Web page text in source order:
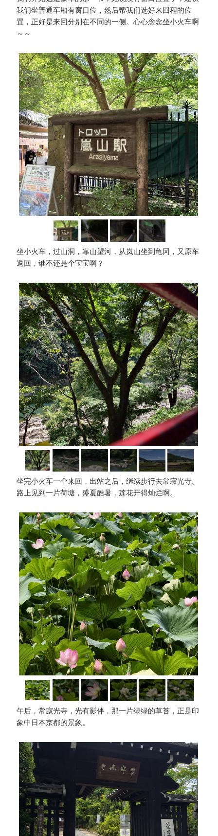
我们坐普通车厢有窗口位，然后帮我们选好来回程的位
置，正好是来回分别在不同的一侧。心心念念坐小火车啊
～～
坐小火车，过山洞，靠山望河，从岚山坐到龟冈，又原车
返回，谁不还是个宝宝啊？
坐完小火车一个来回，出站之后，继续步行去常寂光寺。
路上见到一片荷塘，盛夏酷暑，莲花开得灿烂啊。
午后，常寂光寺，光有影伴，那一片绿绿的草苔，正是印
象中日本京都的景象。